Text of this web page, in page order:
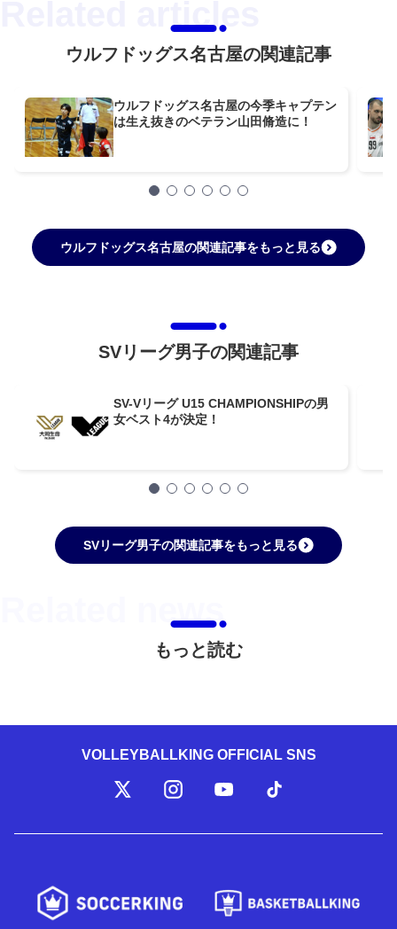
ウルフドッグス名古屋の関連記事
ウルフドッグス名古屋の今季キャプテン
は生え抜きのベテラン山田脩造に！
ウルフドッグス名古屋の関連記事をもっと見る
SVリーグ男子の関連記事
SV-Vリーグ U15 CHAMPIONSHIPの男
女ベスト4が決定！
SVリーグ男子の関連記事をもっと見る
もっと読む
VOLLEYBALLKING OFFICIAL SNS